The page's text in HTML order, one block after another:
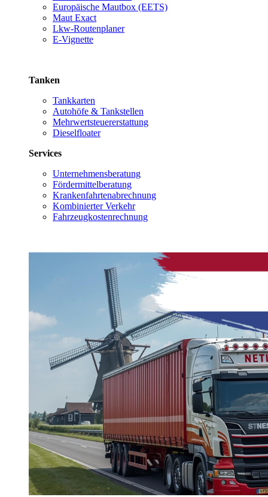
Europäische Mautbox (EETS)
Maut Exact
Lkw-Routenplaner
E-Vignette
Tanken
Tankkarten
Autohöfe & Tankstellen
Mehrwertsteuererstattung
Dieselfloater
Services
Unternehmensberatung
Fördermittelberatung
Krankenfahrtenabrechnung
Kombinierter Verkehr
Fahrzeugkostenrechnung